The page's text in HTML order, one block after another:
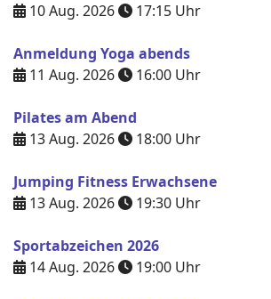
10 Aug. 2026
17:15 Uhr
Anmeldung Yoga abends
11 Aug. 2026
16:00 Uhr
Pilates am Abend
13 Aug. 2026
18:00 Uhr
Jumping Fitness Erwachsene
13 Aug. 2026
19:30 Uhr
Sportabzeichen 2026
14 Aug. 2026
19:00 Uhr